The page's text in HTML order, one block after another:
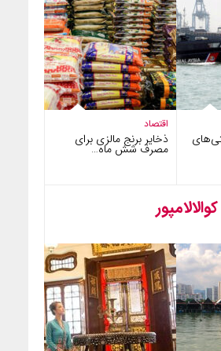
اقتصاد
ذخایر برنج مالزی برای
مصرف شش ماه…
کوالالامپور